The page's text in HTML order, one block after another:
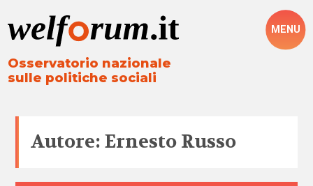
Osservatorio nazionale
sulle politiche sociali
MENU
Autore: Ernesto Russo